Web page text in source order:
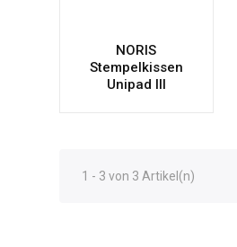
NORIS
Stempelkissen
Unipad III
1 - 3 von 3 Artikel(n)